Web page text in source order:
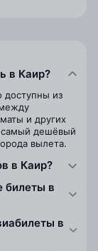
в Каир?
из
и других
самый дешёвый
вылета.
в Каир?
билеты в
в